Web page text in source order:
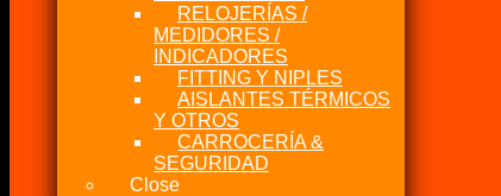
RELOJERÍAS /
MEDIDORES /
INDICADORES
FITTING Y NIPLES
AISLANTES TÉRMICOS
Y OTROS
CARROCERÍA &
SEGURIDAD
Close